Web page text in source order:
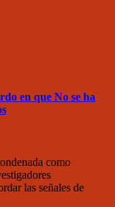
en que No se ha
como
las señales de